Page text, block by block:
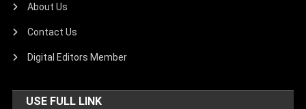
About Us
Contact Us
Digital Editors Member
USE FULL LINK